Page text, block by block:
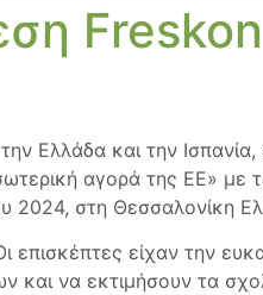
Ελλάδα και την
αγορά της ΕΕ» με
2024, στη Θεσσαλονίκη
είχαν την
και να εκτιμήσουν τα